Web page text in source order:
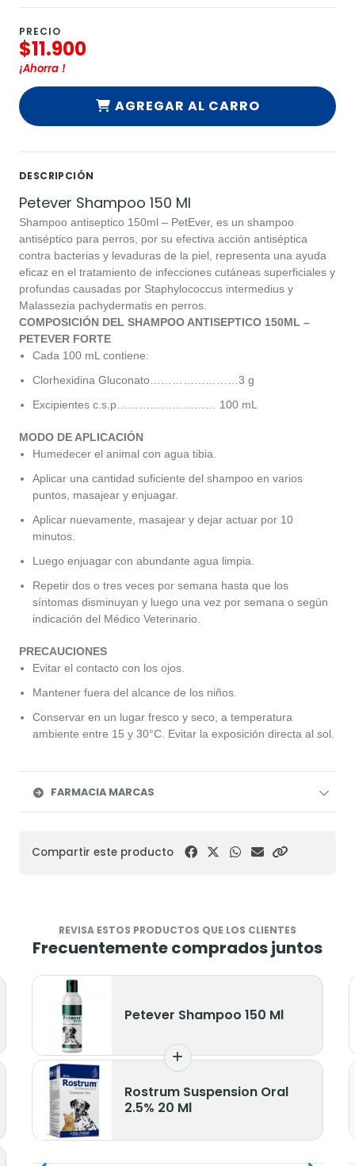
PRECIO
$11.900
¡Ahorra !
AGREGAR AL CARRO
DESCRIPCIÓN
Petever Shampoo 150 Ml
Shampoo antiseptico 150ml – PetEver, es un shampoo
antiséptico para perros, por su efectiva acción antiséptica
contra bacterias y levaduras de la piel, representa una ayuda
eficaz en el tratamiento de infecciones cutáneas superficiales y
profundas causadas por Staphylococcus intermedius y
Malassezia pachydermatis en perros.
COMPOSICIÓN DEL SHAMPOO ANTISEPTICO 150ML –
PETEVER FORTE
Cada 100 mL contiene:
Clorhexidina Gluconato……………………3 g
Excipientes c.s.p……………………… 100 mL
MODO DE APLICACIÓN
Humedecer el animal con agua tibia.
Aplicar una cantidad suficiente del shampoo en varios
puntos, masajear y enjuagar.
Aplicar nuevamente, masajear y dejar actuar por 10
minutos.
Luego enjuagar con abundante agua limpia.
Repetir dos o tres veces por semana hasta que los
síntomas disminuyan y luego una vez por semana o según
indicación del Médico Veterinario.
PRECAUCIONES
Evitar el contacto con los ojos.
Mantener fuera del alcance de los niños.
Conservar en un lugar fresco y seco, a temperatura
ambiente entre 15 y 30°C. Evitar la exposición directa al sol.
FARMACIA MARCAS
Compartir este producto
REVISA ESTOS PRODUCTOS QUE LOS CLIENTES
Frecuentemente comprados juntos
Petever Shampoo 150 Ml
Rostrum Suspension Oral
2.5% 20 Ml